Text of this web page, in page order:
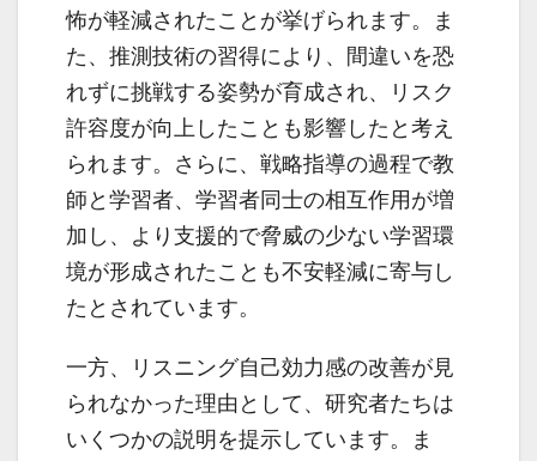
怖が軽減されたことが挙げられます。ま
た、推測技術の習得により、間違いを恐
れずに挑戦する姿勢が育成され、リスク
許容度が向上したことも影響したと考え
られます。さらに、戦略指導の過程で教
師と学習者、学習者同士の相互作用が増
加し、より支援的で脅威の少ない学習環
境が形成されたことも不安軽減に寄与し
たとされています。
一方、リスニング自己効力感の改善が見
られなかった理由として、研究者たちは
いくつかの説明を提示しています。ま